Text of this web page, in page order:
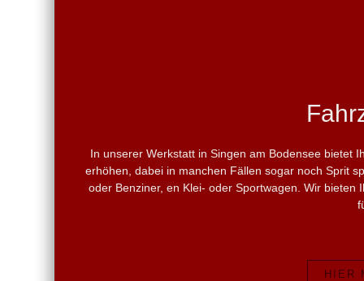
In unserer Werkstatt in Singen am Bodensee bietet
erhöhen, dabei in manchen Fällen sogar noch Sprit
oder Benziner, en Klei- oder Sportwagen. Wir
HIER